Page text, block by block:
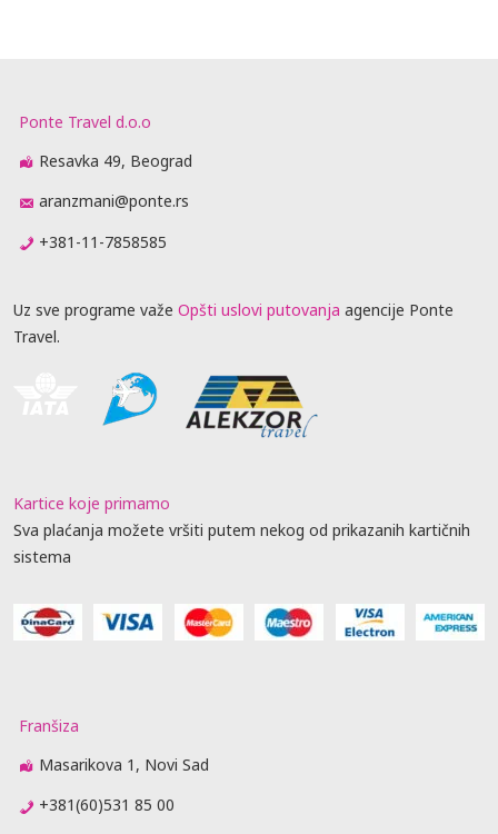
Ponte Travel d.o.o
Resavka 49, Beograd
aranzmani@ponte.rs
+381-11-7858585
Uz sve programe važe Opšti uslovi putovanja agencije Ponte
Travel.
Kartice koje primamo
Sva plaćanja možete vršiti putem nekog od prikazanih kartičnih
sistema
Franšiza
Masarikova 1, Novi Sad
+381(60)531 85 00